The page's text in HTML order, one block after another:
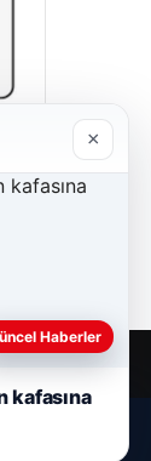
×
Haberler
kafasına